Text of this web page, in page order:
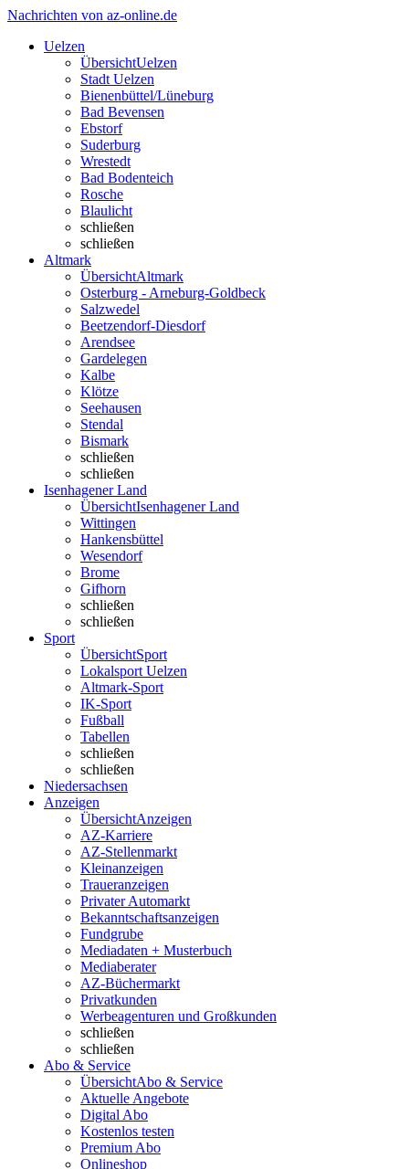
Nachrichten von az-online.de
Uelzen
ÜbersichtUelzen
Stadt Uelzen
Bienenbüttel/Lüneburg
Bad Bevensen
Ebstorf
Suderburg
Wrestedt
Bad Bodenteich
Rosche
Blaulicht
schließen
schließen
Altmark
ÜbersichtAltmark
Osterburg - Arneburg-Goldbeck
Salzwedel
Beetzendorf-Diesdorf
Arendsee
Gardelegen
Kalbe
Klötze
Seehausen
Stendal
Bismark
schließen
schließen
Isenhagener Land
ÜbersichtIsenhagener Land
Wittingen
Hankensbüttel
Wesendorf
Brome
Gifhorn
schließen
schließen
Sport
ÜbersichtSport
Lokalsport Uelzen
Altmark-Sport
IK-Sport
Fußball
Tabellen
schließen
schließen
Niedersachsen
Anzeigen
ÜbersichtAnzeigen
AZ-Karriere
AZ-Stellenmarkt
Kleinanzeigen
Traueranzeigen
Privater Automarkt
Bekanntschaftsanzeigen
Fundgrube
Mediadaten + Musterbuch
Mediaberater
AZ-Büchermarkt
Privatkunden
Werbeagenturen und Großkunden
schließen
schließen
Abo & Service
ÜbersichtAbo & Service
Aktuelle Angebote
Digital Abo
Kostenlos testen
Premium Abo
Onlineshop